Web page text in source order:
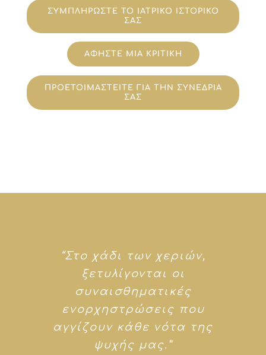
ΣΥΜΠΛΗΡΩΣΤΕ ΤΟ ΙΑΤΡΙΚΟ ΙΣΤΟΡΙΚΟ
ΣΑΣ
ΑΦΗΣΤΕ ΜΙΑ ΚΡΙΤΙΚΗ
ΠΡΟΕΤΟΙΜΑΣΤΕΙΤΕ ΓΙΑ ΤΗΝ ΣΥΝΕΔΡΙΑ
ΣΑΣ
“Στο χάδι των χεριών,
ξετυλίγονται οι
συναισθηματικές
ενορχηστρώσεις που
αγγίζουν κάθε νότα της
ψυχής μας.”